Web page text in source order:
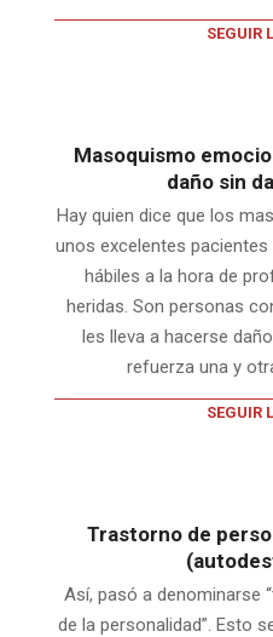
SEGUIR
Masoquismo
daño sin
Hay quien dice que los
unos excelentes
hábiles a la hora de
heridas. Son personas
les lleva a hacerse
refuerza una y
SEGUIR
Trastorno de
Así, pasó a denominarse
de la personalidad”. Esto